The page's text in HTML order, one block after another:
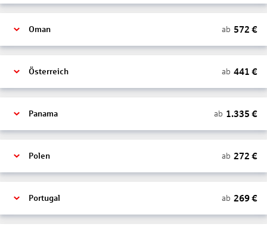
Oman ab 572 €
Österreich ab 441 €
Panama ab 1.335 €
Polen ab 272 €
Portugal ab 269€